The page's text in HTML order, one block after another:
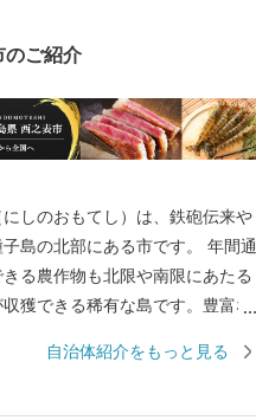
のご紹介
しのおもてし）は、鉄砲伝来や
島の北部にある市です。 年間通
る農作物も北限や南限にあたる
獲できる稀有な島です。豊富な
らない島」とも呼ばれていま
自治体紹介をもっと見る